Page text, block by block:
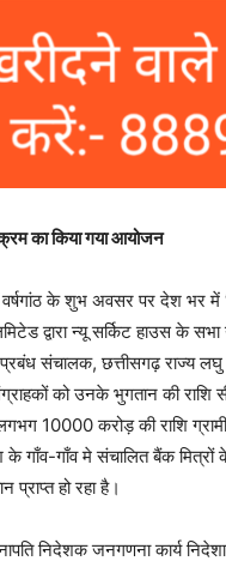
का किया गया आयोजन
के शुभ अवसर पर देश भर में
द्वारा न्यू सर्किट हाउस के
संचालक, छत्तीसगढ़ राज्य लघु
को उनके भुगतान की
10000 करोड़ की राशि
के गाँव-गाँव मे संचालित बैंक
हो रहा है।
निदेशक जनगणना कार्य